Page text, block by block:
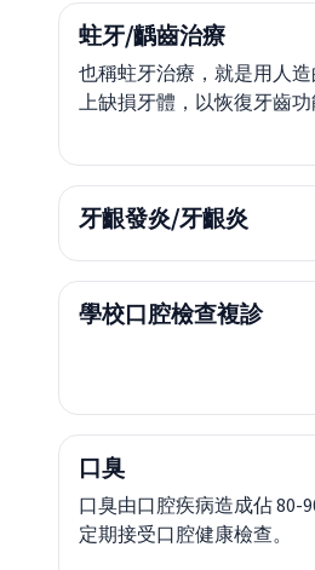
蛀牙/齲齒治療
也稱蛀牙治療，就是用人
上缺損牙體，以恢復牙齒
牙齦發炎/牙齦炎
學校口腔檢查複診
口臭
口臭由口腔疾病造成佔 80-
定期接受口腔健康檢查。